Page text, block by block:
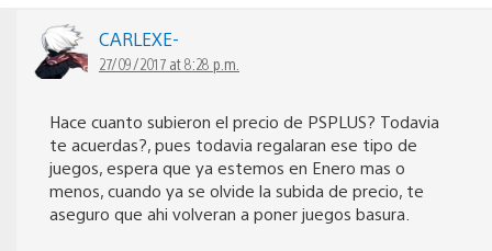
CARLEXE-
27/09/2017 at 8:28 p.m.
Hace cuanto subieron el precio de PSPLUS? Todavia
te acuerdas?, pues todavia regalaran ese tipo de
juegos, espera que ya estemos en Enero mas o
menos, cuando ya se olvide la subida de precio, te
aseguro que ahi volveran a poner juegos basura.